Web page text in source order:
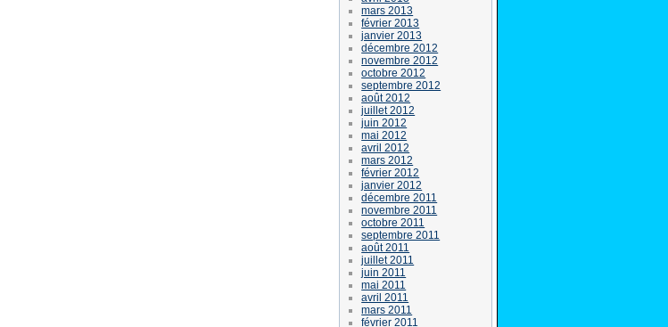
mars 2013
février 2013
janvier 2013
décembre 2012
novembre 2012
octobre 2012
septembre 2012
août 2012
juillet 2012
juin 2012
mai 2012
avril 2012
mars 2012
février 2012
janvier 2012
décembre 2011
novembre 2011
octobre 2011
septembre 2011
août 2011
juillet 2011
juin 2011
mai 2011
avril 2011
mars 2011
février 2011